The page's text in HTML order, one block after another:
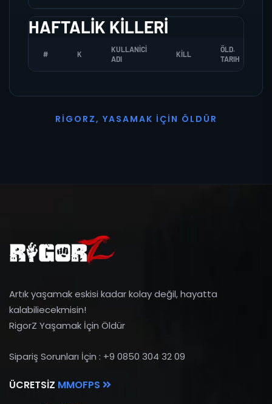
HAFTALIK KILLERI
# K
KULLANICI
ADI
KILL
ÖLD.
TARIH
R I G O R Z, YASAMAK İ ÇI N Ö L D Ü R
Artık yaşamak eskisi kadar kolay değil, hayatta
kalabiliecekmisin!
RigorZ Yaşamak İçin Öldür
Sipariş Sorunları İçin : +9 0850 304 32 09
ÜCRETSIZ MMOFPS